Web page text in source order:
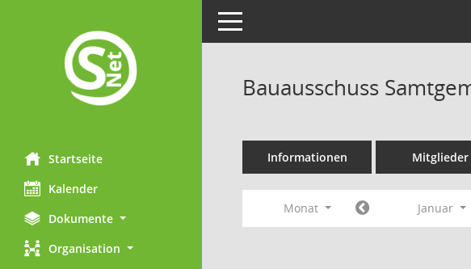
Startseite
Kalender
Dokumente
Organisation
Toggle navigation
Bauausschuss
Informationen Mitglieder
Monat Januar